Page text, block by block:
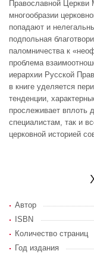
Православной Церкви
многообразии
попадают и
подпольная
паломничества к
проблема
иерархии Русской
в книге уделяется
тенденции,
прослеживает вплоть
специалистам, так и
церковной историей
Автор
ISBN
Количество страниц
Год издания